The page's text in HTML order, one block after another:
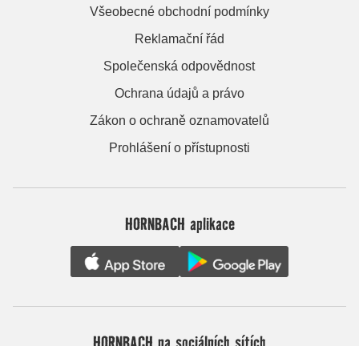
Všeobecné obchodní podmínky
Reklamační řád
Společenská odpovědnost
Ochrana údajů a právo
Zákon o ochraně oznamovatelů
Prohlášení o přístupnosti
HORNBACH aplikace